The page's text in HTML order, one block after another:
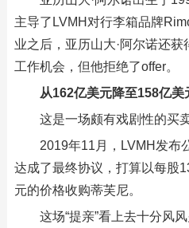
主导了LVMH对行李箱品牌
业之后，亚历山大·阿尔诺还
工作机会，但他拒绝了offer。
从162亿美元降至158亿
这是一场颇有戏剧性的买卖
2019年11月，LVMH发布
达成了最终协议，打算以每股
元的价格收购蒂芙尼。
这场“提亲”看上去十分风